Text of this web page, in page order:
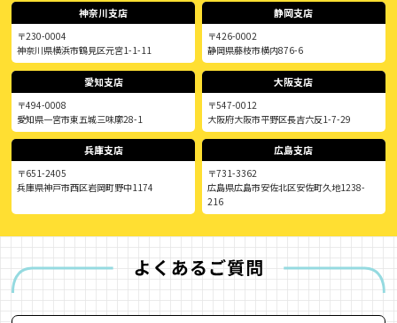
神奈川支店
〒230-0004
神奈川県横浜市鶴見区元宮1-1-11
静岡支店
〒426-0002
静岡県藤枝市横内876-6
愛知支店
〒494-0008
愛知県一宮市東五城三味廓28-1
大阪支店
〒547-0012
大阪府大阪市平野区長吉六反1-7-29
兵庫支店
〒651-2405
兵庫県神戸市西区岩岡町野中1174
広島支店
〒731-3362
広島県広島市安佐北区安佐町久地1238-
216